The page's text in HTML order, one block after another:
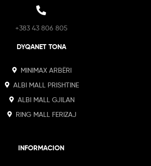
+383 43 806 805
DYQANET TONA
MINIMAX ARBËRI
ALBI MALL PRISHTINE
ALBI MALL GJILAN
RING MALL FERIZAJ
INFORMACION